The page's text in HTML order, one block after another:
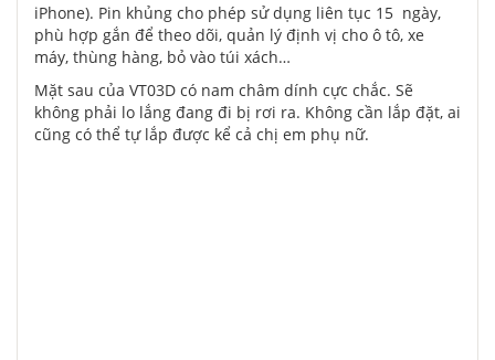
iPhone). Pin khủng cho phép sử dụng liên tục 15 ngày,
phù hợp gắn để theo dõi, quản lý định vị cho ô tô, xe
máy, thùng hàng, bỏ vào túi xách…
Mặt sau của VT03D có nam châm dính cực chắc. Sẽ
không phải lo lắng đang đi bị rơi ra. Không cần lắp đặt, ai
cũng có thể tự lắp được kể cả chị em phụ nữ.